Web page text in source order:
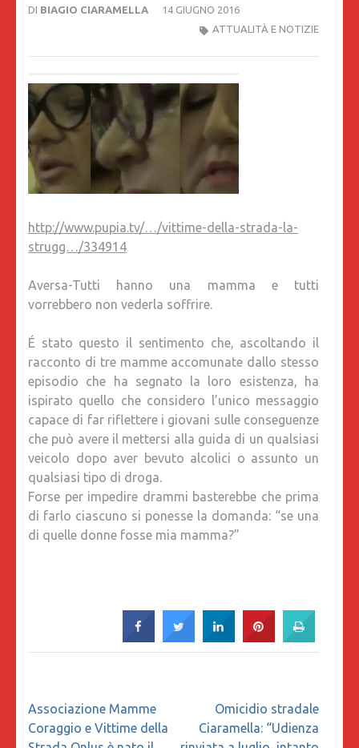
DI BIAGIO CIARAMELLA
14 GIUGNO 2016
ATTUALITÀ E NOTIZIE
http://www.pupia.tv/…/vittime-della-strada-la-
strugg…/334914
Aversa-Tutti hanno una mamma e tutti
vorrebbero non vederla soffrire.
É stato questo il sentimento che, ascoltando il
racconto di tre mamme accomunate dallo stesso
episodio che ha segnato la loro esistenza, ha
ispirato quello che considero l’unico messaggio
capace di far riflettere i giovani sulle conseguenze
che può avere il mettersi alla guida di un qualsiasi
veicolo dopo aver bevuto alcolici o assunto un
qualsiasi tipo di droga.
Forse per impedire drammi basterebbe che prima
di farlo ciascuno si ponesse la domanda: “se una
di quelle donne fosse mia mamma?”
Navigazione
articoli
Associazione Mamme
Coraggio e Vittime della
Omicidio stradale
Ciaramella: “Udienza